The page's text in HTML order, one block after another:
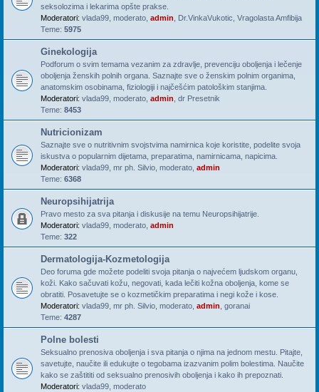
seksolozima i lekarima opšte prakse.
Moderatori: vlada99 moderato admin Dr.VinkaVukotic Vragolasta Amfibija
Teme: 5975
Ginekologija
Podforum o svim temama vezanim za zdravlje, prevenciju oboljenja i lečenje
oboljenja ženskih polnih organa. Saznajte sve o ženskim polnim organima,
anatomskim osobinama, fiziologiji i najčešćim patološkim stanjima.
Moderatori: vlada99 moderato admin dr Presetnik
Teme: 8453
Nutricionizam
Saznajte sve o nutritivnim svojstvima namirnica koje koristite, podelite svoja
iskustva o popularnim dijetama, preparatima, namirnicama, napicima.
Moderatori: vlada99 mr ph. Silvio moderato admin
Teme: 6368
Neuropsihijatrija
Pravo mesto za sva pitanja i diskusije na temu Neuropsihijatrije.
Moderatori: vlada99 moderato admin
Teme: 322
Dermatologija-Kozmetologija
Deo foruma gde možete podeliti svoja pitanja o najvećem ljudskom organu,
koži. Kako sačuvati kožu, negovati, kada lečiti kožna oboljenja, kome se
obratiti. Posavetujte se o kozmetičkim preparatima i negi kože i kose.
Moderatori: vlada99 mr ph. Silvio moderato admin goranai
Teme: 4287
Polne bolesti
Seksualno prenosiva oboljenja i sva pitanja o njima na jednom mestu. Pitajte,
savetujte, naučite ili edukujte o tegobama izazvanim polim bolestima. Naučite
kako se zaštititi od seksualno prenosivih oboljenja i kako ih prepoznati.
Moderatori: vlada99 moderato